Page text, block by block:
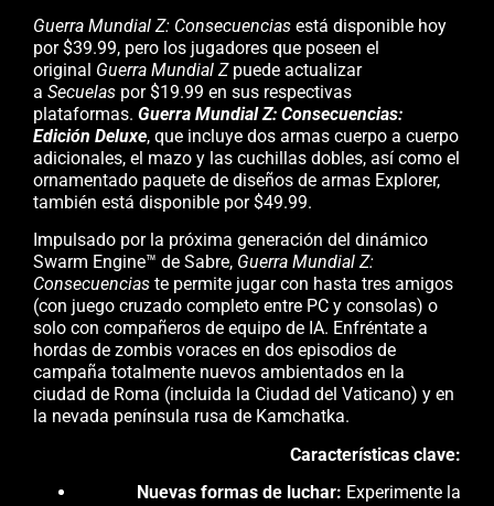
Guerra Mundial Z: Consecuencias está disponible hoy
por $39.99, pero los jugadores que poseen el
original Guerra Mundial Z puede actualizar
a Secuelas por $19.99 en sus respectivas
plataformas. Guerra Mundial Z: Consecuencias:
Edición Deluxe, que incluye dos armas cuerpo a cuerpo
adicionales, el mazo y las cuchillas dobles, así como el
ornamentado paquete de diseños de armas Explorer,
también está disponible por $49.99.
Impulsado por la próxima generación del dinámico
Swarm Engine™ de Sabre, Guerra Mundial Z:
Consecuencias te permite jugar con hasta tres amigos
(con juego cruzado completo entre PC y consolas) o
solo con compañeros de equipo de IA. Enfréntate a
hordas de zombis voraces en dos episodios de
campaña totalmente nuevos ambientados en la
ciudad de Roma (incluida la Ciudad del Vaticano) y en
la nevada península rusa de Kamchatka.
Características clave:
Nuevas formas de luchar: Experimente la